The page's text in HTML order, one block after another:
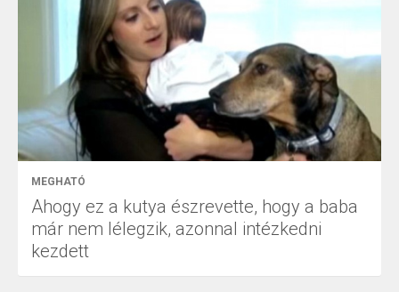
MEGHATÓ
Ahogy ez a kutya észrevette, hogy a baba
már nem lélegzik, azonnal intézkedni
kezdett